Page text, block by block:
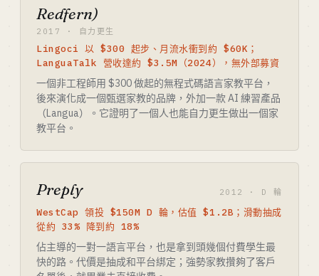
Redfern)
2017 · 自力更生
Lingoci 以 $300 起步、月流水衝到約 $60K；
LanguaTalk 營收達約 $3.5M（2024），無外部募資
一個非工程師用 $300 做起的無程式碼語言家教平台，
後來演化成一個甄選家教的品牌，外加一款 AI 練習產品
（Langua）。它證明了一個人也能自力更生做出一個家
教平台。
Preply 2012 · D 輪
WestCap 領投 $150M D 輪，估值 $1.2B；滑動抽成
從約 33% 降到約 18%
佔主導的一對一語言平台，也是拿到頭幾個付費學生最
快的路。代價是抽成和平台綁定；強勢家教攢夠了客戶